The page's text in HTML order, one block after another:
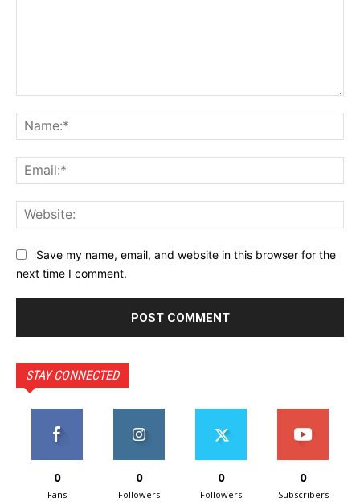
Save my name, email, and website in this browser for the
next time I comment.
STAY CONNECTED
0
Fans
0
Followers
0
Followers
0
Subscribers